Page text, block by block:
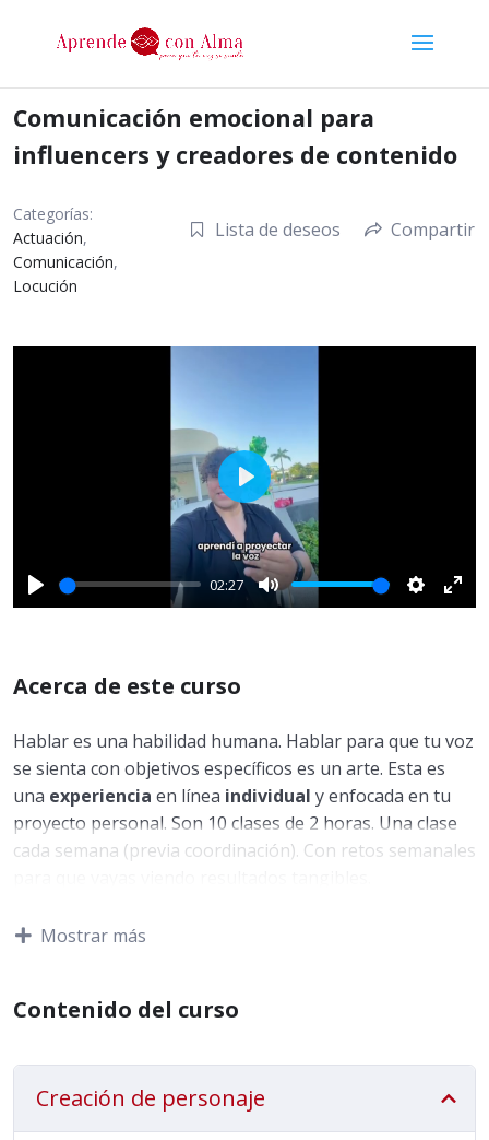
Comunicación emocional para
influencers y creadores de contenido
Categorías:
Actuación,
Comunicación,
Locución
Lista de deseos Compartir
Play
02:27
Mute SettingsEnter
Play
Acerca de este curso
Hablar es una habilidad humana. Hablar para que tu voz
se sienta con objetivos específicos es un arte. Esta es
una experiencia en línea individual y enfocada en tu
proyecto personal. Son 10 clases de 2 horas. Una clase
cada semana (previa coordinación). Con retos semanales
Si quieres que las redes te feliciten y te digan: «No sé lo
que estás haciendo, pero síguelo haciendo» porque se
público que quieres; aprende a decir lo que quieren,
en grande a tu público ideal!
Mostrar más
Contenido del curso
Creación de personaje